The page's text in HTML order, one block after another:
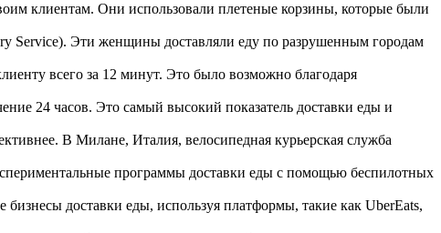
клиентам. Они использовали плетеные корзины, которые были
Service). Эти женщины доставляли еду по разрушенным городам
всего за 12 минут. Это было возможно благодаря
24 часов. Это самый высокий показатель доставки еды и
В Милане, Италия, велосипедная курьерская служба
программы доставки еды с помощью беспилотных
доставки еды, используя платформы, такие как UberEats,